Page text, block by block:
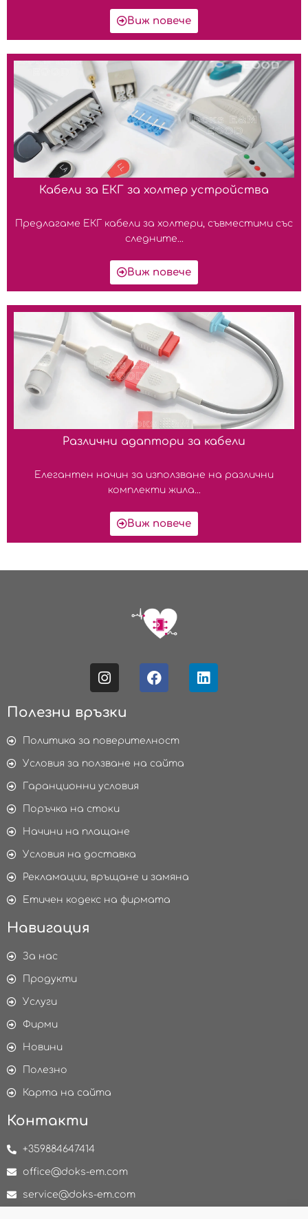
Виж повече
Кабели за ЕКГ за холтер устройства
Предлагаме ЕКГ кабели за холтери, съвместими със
следните...
Виж повече
Различни адаптори за кабели
Елегантен начин за използване на различни
комплекти жила...
Виж повече
Полезни връзки
Политика за поверителност
Условия за ползване на сайта
Гаранционни условия
Поръчка на стоки
Начини на плащане
Условия на доставка
Рекламации, връщане и замяна
Етичен кодекс на фирмата
Навигация
За нас
Продукти
Услуги
Фирми
Новини
Полезно
Карта на сайта
Контакти
+359884647414
office@doks-em.com
service@doks-em.com